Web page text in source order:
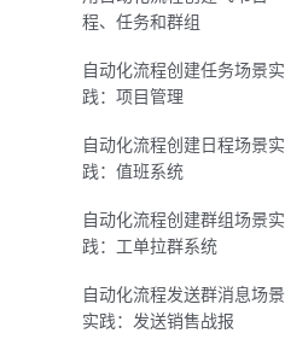
程、任务和群组
自动化流程创建任务场景实
践：项目管理
自动化流程创建日程场景实
践：值班系统
自动化流程创建群组场景实
践：工单拉群系统
自动化流程发送群消息场景
实践：发送销售战报